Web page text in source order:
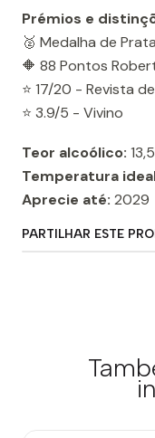
Prémios e
🥈 Medalha de
🔶 88 Pontos
⭐ 17/20 - Revista
⭐ 3.9/5 - Vivino
Teor alcoólico:
Temperatura
Aprecie até: 2029
PARTILHAR ESTE